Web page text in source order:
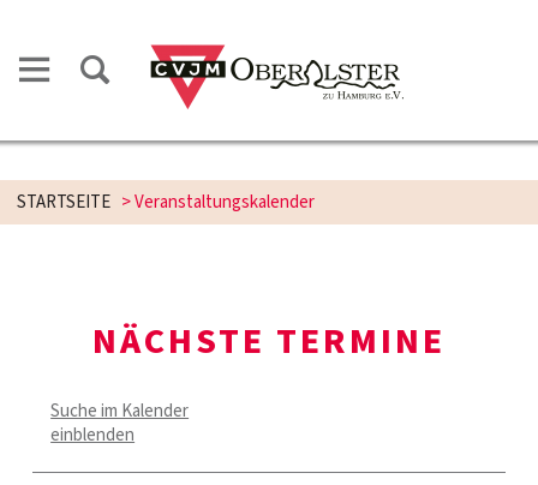
STARTSEITE > Veranstaltungskalender
NÄCHSTE TERMINE
Suche im Kalender
einblenden